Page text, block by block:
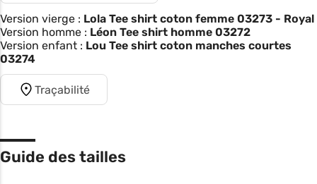
Version vierge : Lola Tee shirt coton femme 03273 - Royal
Version homme : Léon Tee shirt homme 03272
Version enfant : Lou Tee shirt coton manches courtes
03274
Traçabilité
Guide des tailles